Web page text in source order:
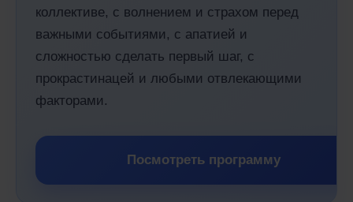
коллективе, с волнением и страхом перед
важными событиями, с апатией и
сложностью сделать первый шаг, с
прокрастинацей и любыми отвлекающими
факторами.
Посмотреть программу